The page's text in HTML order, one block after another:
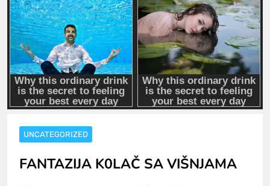
UNCATEGORIZED
FANTAZIJA K0LAČ SA VIŠNJAMA